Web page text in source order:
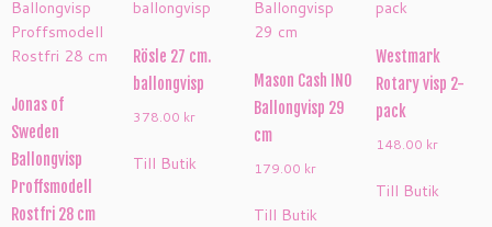
Jonas of
Sweden
Ballongvisp
Proffsmodell
Rostfri 28 cm
Rösle 27 cm.
ballongvisp
378.00 kr
Till Butik
Mason Cash INO
Ballongvisp 29
cm
179.00 kr
Till Butik
Westmark
Rotary visp 2-
pack
148.00 kr
Till Butik